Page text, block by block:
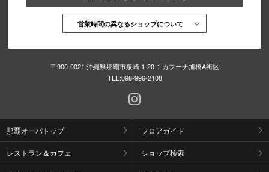
営業時間の異なるショップについて
〒900-0021 沖縄県那覇市泉崎 1-20-1 カフーナ旭橋A街区
TEL:098-996-2108
那覇オーパトップ フロアガイド
レストラン＆カフェ ショップ検索